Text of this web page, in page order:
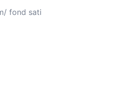
fond sati